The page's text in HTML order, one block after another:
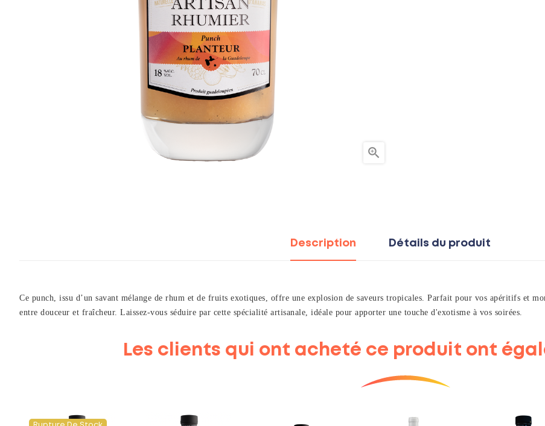

Description Détails du produit
Ce punch, issu d’un savant mélange de rhum et de fruits exotiques, offre une explosion de saveurs tropicales. Parfait pour vos apéritifs et
entre douceur et fraîcheur. Laissez-vous séduire par cette spécialité artisanale, idéale pour apporter une touche d'exotisme à vos soirées.
Les clients qui ont acheté ce produit ont